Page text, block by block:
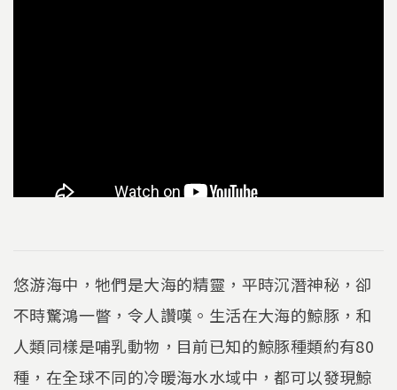
悠游海中，牠們是大海的精靈，平時沉潛神秘，卻
不時驚鴻一瞥，令人讚嘆。生活在大海的鯨豚，和
人類同樣是哺乳動物，目前已知的鯨豚種類約有80
種，在全球不同的冷暖海水水域中，都可以發現鯨